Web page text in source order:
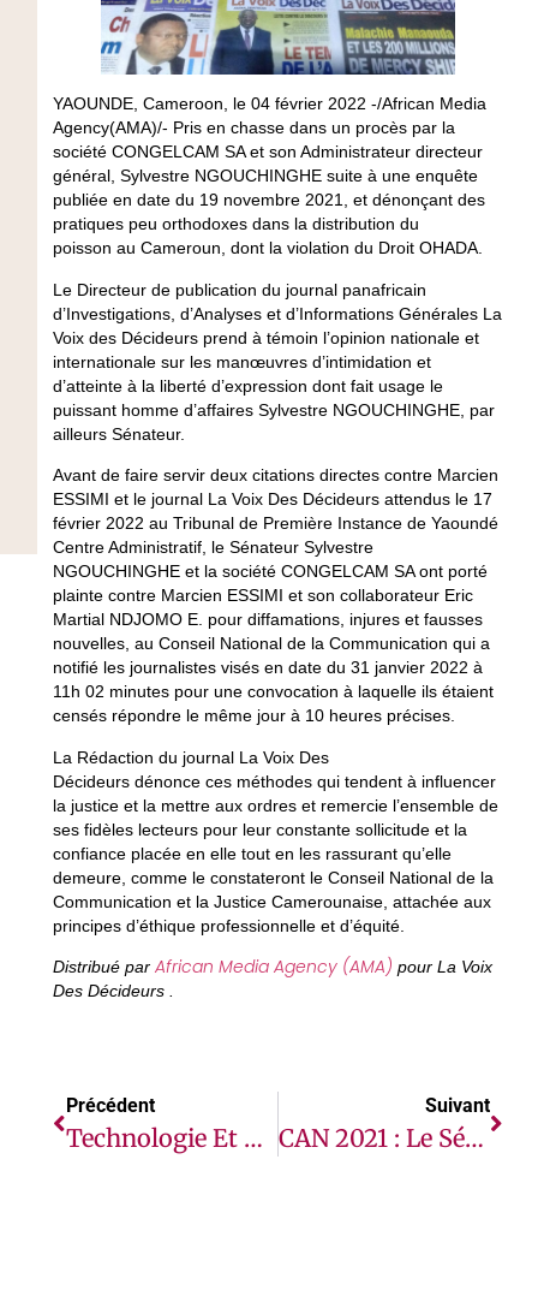
YAOUNDE, Cameroon, le 04 février 2022 -/African Media
Agency(AMA)/- Pris en chasse dans un procès par la
société CONGELCAM SA et son Administrateur directeur
général, Sylvestre NGOUCHINGHE suite à une enquête
publiée en date du 19 novembre 2021, et dénonçant des
pratiques peu orthodoxes dans la distribution du
poisson au Cameroun, dont la violation du Droit OHADA.
Le Directeur de publication du journal panafricain
d’Investigations, d’Analyses et d’Informations Générales La
Voix des Décideurs prend à témoin l’opinion nationale et
internationale sur les manœuvres d’intimidation et
d’atteinte à la liberté d’expression dont fait usage le
puissant homme d’affaires Sylvestre NGOUCHINGHE, par
ailleurs Sénateur.
Avant de faire servir deux citations directes contre Marcien
ESSIMI et le journal La Voix Des Décideurs attendus le 17
février 2022 au Tribunal de Première Instance de Yaoundé
Centre Administratif, le Sénateur Sylvestre
NGOUCHINGHE et la société CONGELCAM SA ont porté
plainte contre Marcien ESSIMI et son collaborateur Eric
Martial NDJOMO E. pour diffamations, injures et fausses
nouvelles, au Conseil National de la Communication qui a
notifié les journalistes visés en date du 31 janvier 2022 à
11h 02 minutes pour une convocation à laquelle ils étaient
censés répondre le même jour à 10 heures précises.
La Rédaction du journal La Voix Des
Décideurs dénonce ces méthodes qui tendent à influencer
la justice et la mettre aux ordres et remercie l’ensemble de
ses fidèles lecteurs pour leur constante sollicitude et la
confiance placée en elle tout en les rassurant qu’elle
demeure, comme le constateront le Conseil National de la
Communication et la Justice Camerounaise, attachée aux
principes d’éthique professionnelle et d’équité.
Distribué par African Media Agency (AMA) pour La Voix
Des Décideurs .
Précédent
Technologie Et Enjeux Climatiques : Pour Une Approche Pragmatique￼
Suivant
CAN 2021 : Le Sénégal Décroche Sa Première Étoile